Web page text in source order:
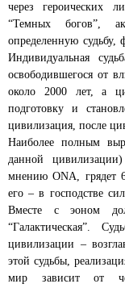
через героических
“Темных богов”,
определенную судьбу,
Индивидуальная
освободившегося от
около 2000 лет, а
подготовку и
цивилизация, после
Наиболее полным
данной цивилизации)
мнению ONA, грядет
его – в господстве
Вместе с эоном
“Галактическая”.
цивилизации –
этой судьбы,
мир зависит от